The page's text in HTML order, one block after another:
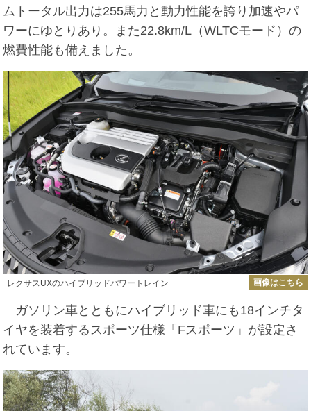
ムトータル出力は255馬力と動力性能を誇り加速やパ
ワーにゆとりあり。また22.8km/L（WLTCモード）の
燃費性能も備えました。
レクサスUXのハイブリッドパワートレイン 画像はこちら
ガソリン車とともにハイブリッド車にも18インチタ
イヤを装着するスポーツ仕様「Fスポーツ」が設定さ
れています。